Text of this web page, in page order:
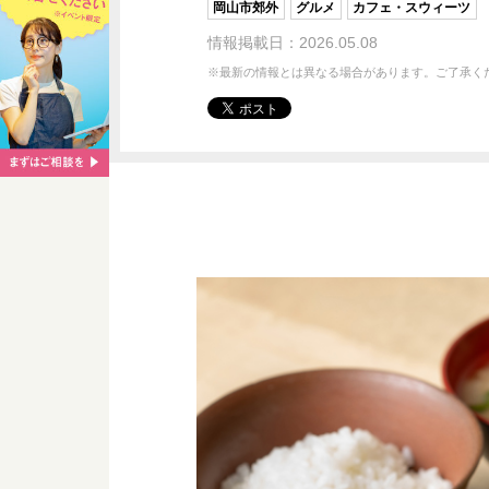
岡山市郊外 グルメ カフェ・スウィーツ
情報掲載日：2026.05.08
※最新の情報とは異なる場合があります。ご了承く